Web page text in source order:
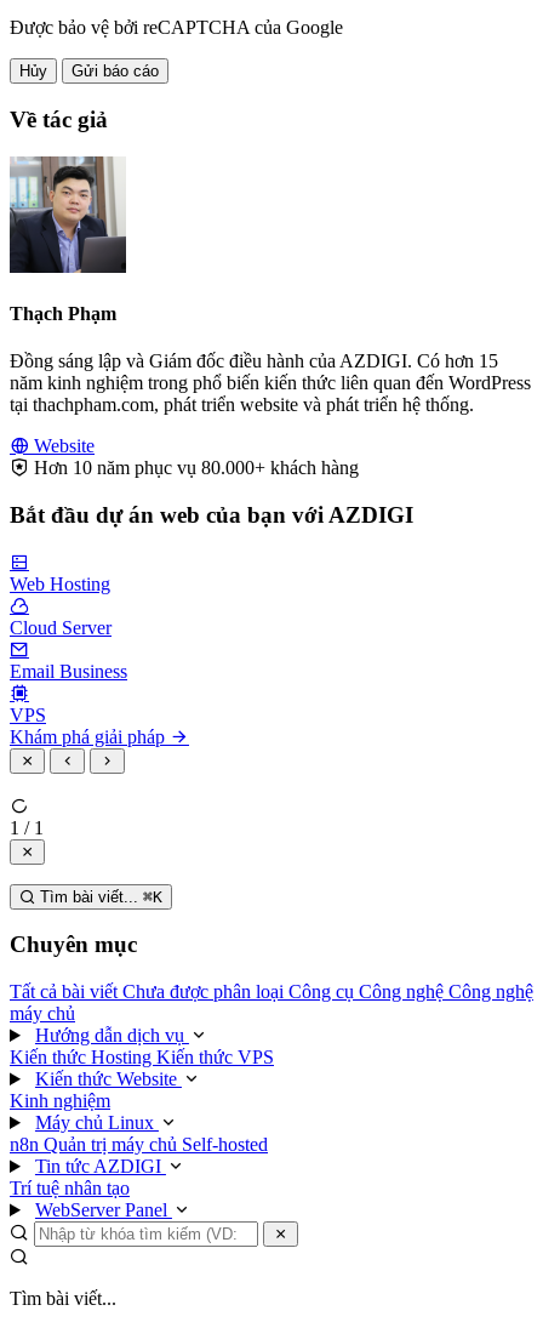
Được bảo vệ bởi reCAPTCHA của Google
Hủy Gửi báo cáo
Về tác giả
Thạch Phạm
Đồng sáng lập và Giám đốc điều hành của AZDIGI. Có hơn 15
năm kinh nghiệm trong phổ biến kiến thức liên quan đến WordPress
tại thachpham.com, phát triển website và phát triển hệ thống.
Website
Hơn 10 năm phục vụ 80.000+ khách hàng
Bắt đầu dự án web của bạn với AZDIGI
Web Hosting
Cloud Server
Email Business
VPS
Khám phá giải pháp
1 / 1
Tìm bài viết... ⌘K
Chuyên mục
Tất cả bài viết Chưa được phân loại Công cụ Công nghệ Công nghệ
máy chủ
Hướng dẫn dịch vụ
Kiến thức Hosting Kiến thức VPS
Kiến thức Website
Kinh nghiệm
Máy chủ Linux
n8n Quản trị máy chủ Self-hosted
Tin tức AZDIGI
Trí tuệ nhân tạo
WebServer Panel
Tìm bài viết...